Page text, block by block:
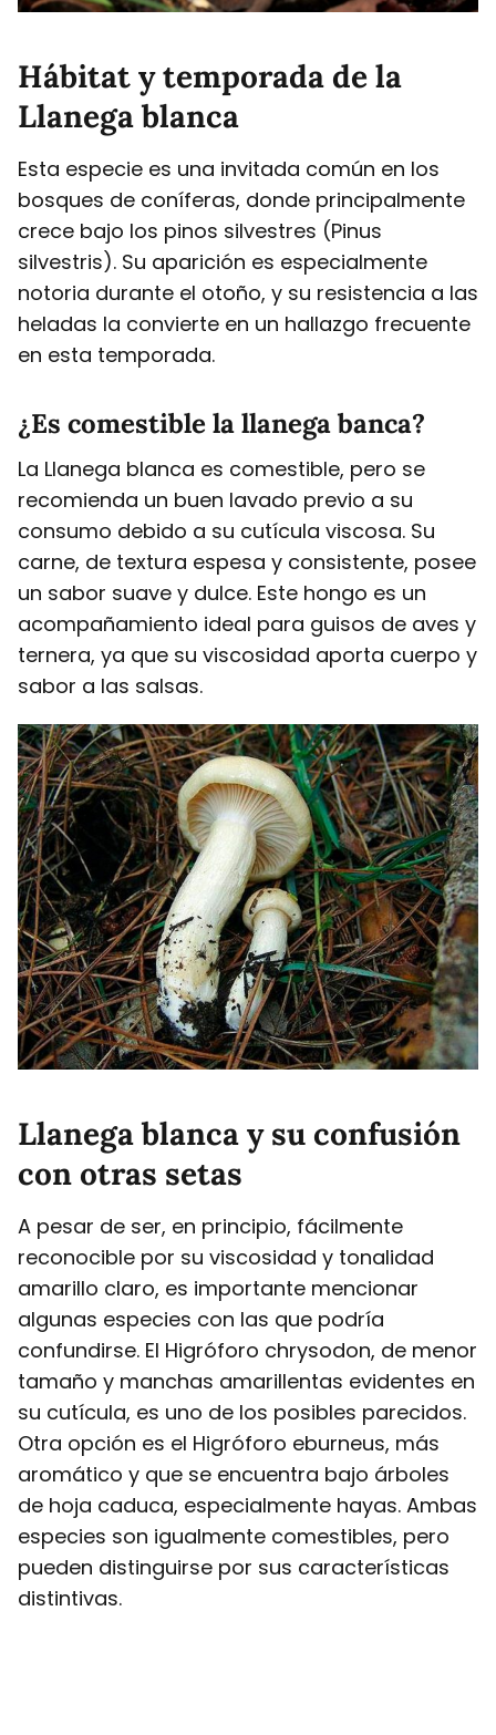
Hábitat y temporada de la
Llanega blanca
Esta especie es una invitada común en los
bosques de coníferas, donde principalmente
crece bajo los pinos silvestres (Pinus
silvestris). Su aparición es especialmente
notoria durante el otoño, y su resistencia a las
heladas la convierte en un hallazgo frecuente
en esta temporada.
¿Es comestible la llanega banca?
La Llanega blanca es comestible, pero se
recomienda un buen lavado previo a su
consumo debido a su cutícula viscosa. Su
carne, de textura espesa y consistente, posee
un sabor suave y dulce. Este hongo es un
acompañamiento ideal para guisos de aves y
ternera, ya que su viscosidad aporta cuerpo y
sabor a las salsas.
Llanega blanca y su confusión
con otras setas
A pesar de ser, en principio, fácilmente
reconocible por su viscosidad y tonalidad
amarillo claro, es importante mencionar
algunas especies con las que podría
confundirse. El Higróforo chrysodon, de menor
tamaño y manchas amarillentas evidentes en
su cutícula, es uno de los posibles parecidos.
Otra opción es el Higróforo eburneus, más
aromático y que se encuentra bajo árboles
de hoja caduca, especialmente hayas. Ambas
especies son igualmente comestibles, pero
pueden distinguirse por sus características
distintivas.